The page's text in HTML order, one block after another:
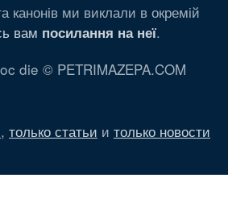
канонів ми виклали в окремій
вам посилання на неї.
die © PETRIMAZEPA.COM
, только статьи и только новости